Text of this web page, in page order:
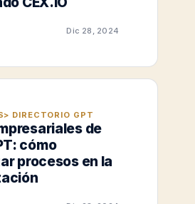
Dic 28, 2024
DIRECTORIO GPT
de
cómo
procesos en la